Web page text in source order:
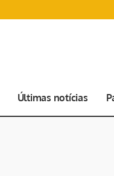
Últimas notícias